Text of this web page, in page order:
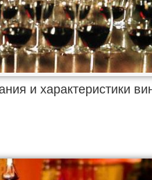
и характеристики